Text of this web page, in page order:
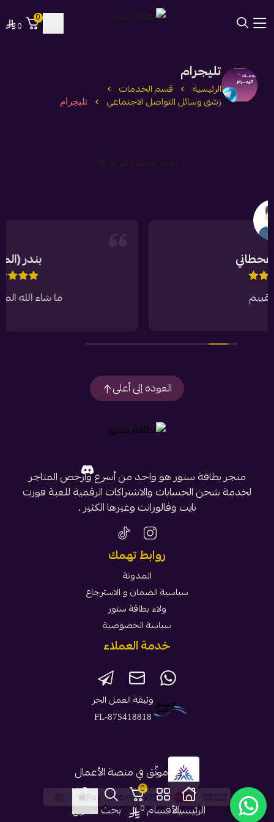
0
0
الرئيسيةالأقسام
0
0 بحثدخول
تليجرام
الرئيسية قسم الخدمات
رشق وسائل التواصل الاجتماعي تليجرام
ما شاء الله المتجر رهيب
العودة إلى أعلى
متجر بطاقة ستور هو واحد من أسرع وأرخص المتاجر
لخدمة شحن الحسابات والاشتراكات الرقمية للعبة فورت
نايت وفالورانت وغيرها الكثير .
روابط تهمك
المدونة
سياسية الضمان و الاسترجاع
ولاء بطاقة ستور
سياسة الخصوصية
خدمة العملاء
وثيقة العمل الحر
FL-875418818
موثّق في منصة الأعمال
الحقوق محفوظة | 2026 بطاقة ستور